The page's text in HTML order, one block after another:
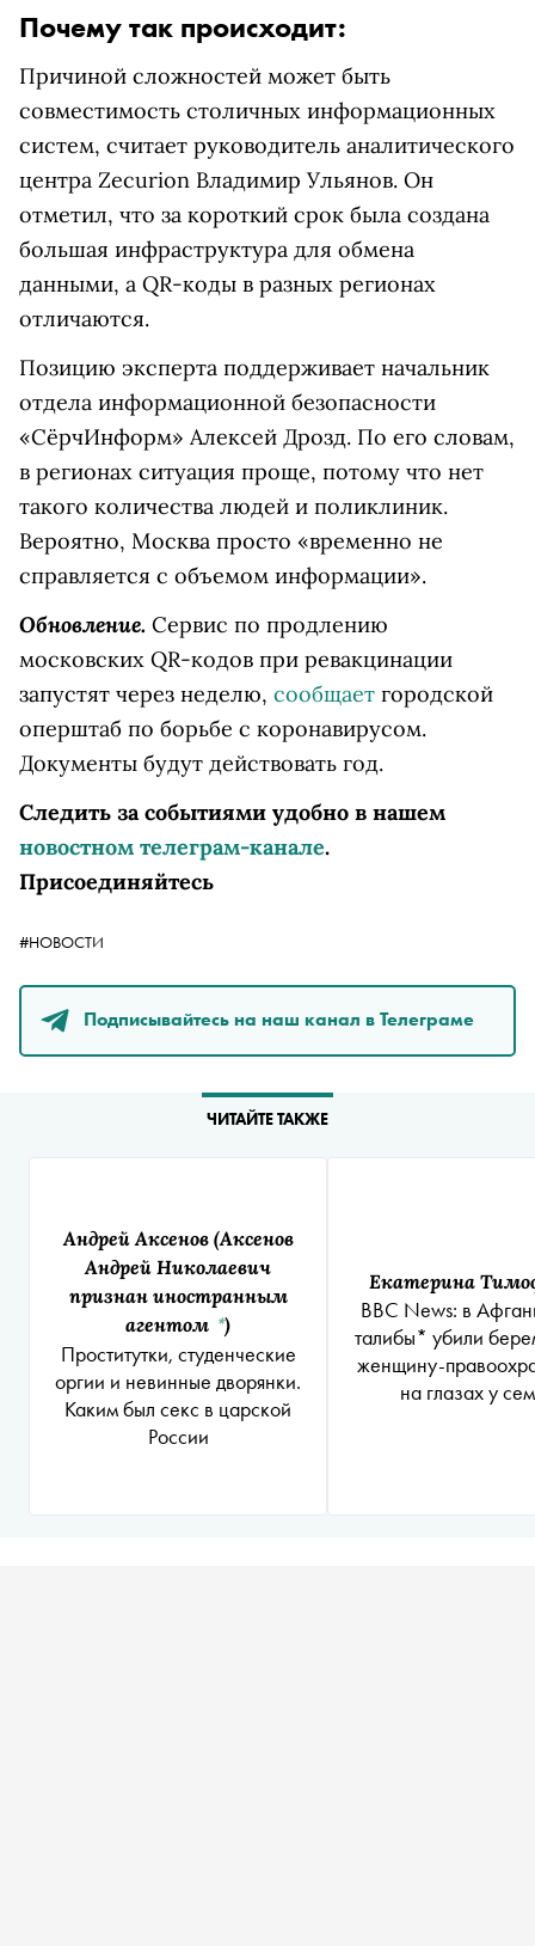
Почему так происходит:
Причиной сложностей может быть
совместимость столичных информационных
систем, считает руководитель аналитического
центра Zecurion Владимир Ульянов. Он
отметил, что за короткий срок была создана
большая инфраструктура для обмена
данными, а QR-коды в разных регионах
отличаются.
Позицию эксперта поддерживает начальник
отдела информационной безопасности
«СёрчИнформ» Алексей Дрозд. По его словам,
в регионах ситуация проще, потому что нет
такого количества людей и поликлиник.
Вероятно, Москва просто «временно не
справляется с объемом информации».
Обновление. Сервис по продлению
московских QR-кодов при ревакцинации
запустят через неделю, сообщает городской
оперштаб по борьбе с коронавирусом.
Документы будут действовать год.
Следить за событиями удобно в нашем
новостном телеграм-канале.
Присоединяйтесь
#НОВОСТИ
Подписывайтесь на наш канал в Телеграме
ЧИТАЙТЕ ТАКЖЕ
Андрей Аксенов(Аксенов
Андрей Николаевич
признан иностранным
агентом *)
Проститутки, студенческие
оргии и невинные дворянки.
Каким был секс в царской
России
Екатерина
BBC News: в
талибы* убили
женщину-
на глазах у